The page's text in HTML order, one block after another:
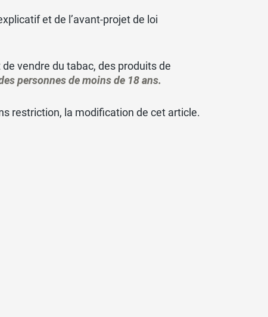
et de l’avant-projet de loi
de vendre du tabac, des produits de
personnes de moins de 18 ans.
restriction, la modification de cet article.